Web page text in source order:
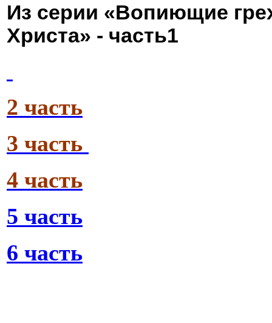
Из серии «Вопиющие
Христа» - часть1
2 часть
3 часть
4 часть
5 часть
6 часть